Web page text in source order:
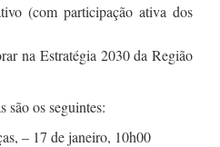
(com participação ativa dos
na Estratégia 2030 da Região
são os seguintes:
– 17 de janeiro, 10h00